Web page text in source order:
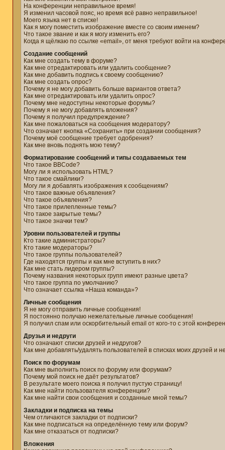
На конференции неправильное время!
Я изменил часовой пояс, но время всё равно неправильное!
Моего языка нет в списке!
Как я могу поместить изображение вместе со своим именем?
Что такое звание и как я могу изменить его?
Когда я щёлкаю по ссылке «email», от меня требуют войти на
Создание сообщений
Как мне создать тему в форуме?
Как мне отредактировать или удалить сообщение?
Как мне добавить подпись к своему сообщению?
Как мне создать опрос?
Почему я не могу добавить больше вариантов ответа?
Как мне отредактировать или удалить опрос?
Почему мне недоступны некоторые форумы?
Почему я не могу добавлять вложения?
Почему я получил предупреждение?
Как мне пожаловаться на сообщения модератору?
Что означает кнопка «Сохранить» при создании сообщения?
Почему моё сообщение требует одобрения?
Как мне вновь поднять мою тему?
Форматирование сообщений и типы создаваемых тем
Что такое BBCode?
Могу ли я использовать HTML?
Что такое смайлики?
Могу ли я добавлять изображения к сообщениям?
Что такое важные объявления?
Что такое объявления?
Что такое прилепленные темы?
Что такое закрытые темы?
Что такое значки тем?
Уровни пользователей и группы
Кто такие администраторы?
Кто такие модераторы?
Что такое группы пользователей?
Где находятся группы и как мне вступить в них?
Как мне стать лидером группы?
Почему названия некоторых групп имеют разные цвета?
Что такое группа по умолчанию?
Что означает ссылка «Наша команда»?
Личные сообщения
Я не могу отправить личные сообщения!
Я постоянно получаю нежелательные личные сообщения!
Я получил спам или оскорбительный email от кого-то с этой
Друзья и недруги
Что означают списки друзей и недругов?
Как мне добавлять/удалять пользователей в списках моих друзей и
Поиск по форумам
Как мне выполнить поиск по форуму или форумам?
Почему мой поиск не даёт результатов?
В результате моего поиска я получил пустую страницу!
Как мне найти пользователя конференции?
Как мне найти свои сообщения и созданные мной темы?
Закладки и подписка на темы
Чем отличаются закладки от подписки?
Как мне подписаться на определённую тему или форум?
Как мне отказаться от подписки?
Вложения